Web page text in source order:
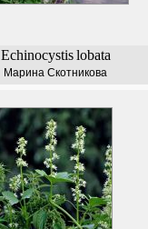
Echinocystis lobata
Марина Скотникова